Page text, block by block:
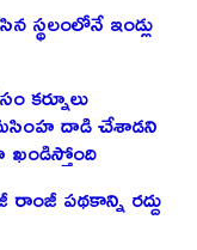
స్థలంలోనే ఇండ్లు
కర్నూలు
దాడి చేశాడని
ఖండిస్తోంది
రాంజీ పథకాన్ని రద్దు